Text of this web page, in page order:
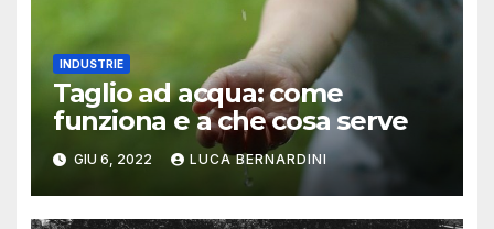
INDUSTRIE
Taglio ad acqua: come
funziona e a che cosa serve
GIU 6, 2022 LUCA BERNARDINI